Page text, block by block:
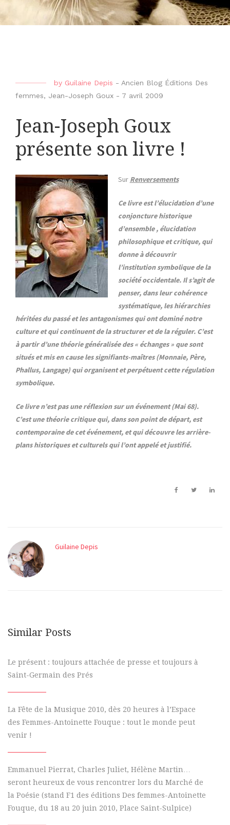
by Guilaine Depis - Ancien Blog Éditions Des
femmes, Jean-Joseph Goux - 7 avril 2009
Jean-Joseph Goux
présente son livre !
Sur Renversements
Ce livre est l’élucidation d’une
conjoncture historique
d’ensemble , élucidation
philosophique et critique, qui
donne à découvrir
l’institution symbolique de la
société occidentale. Il s’agit de
penser, dans leur cohérence
systématique, les hiérarchies
héritées du passé et les antagonismes qui ont dominé notre
culture et qui continuent de la structurer et de la réguler. C’est
à partir d’une théorie généralisée des « échanges » que sont
situés et mis en cause les signifiants-maîtres (Monnaie, Père,
Phallus, Langage) qui organisent et perpétuent cette régulation
symbolique.
Ce livre n’est pas une réflexion sur un événement (Mai 68).
C’est une théorie critique qui, dans son point de départ, est
contemporaine de cet événement, et qui découvre les arrière-
plans historiques et culturels qui l’ont appelé et justifié.
Guilaine Depis
Similar Posts
Le présent : toujours attachée de presse et toujours à
Saint-Germain des Prés
La Fête de la Musique 2010, dès 20 heures à l’Espace
des Femmes-Antoinette Fouque : tout le monde peut
venir !
Emmanuel Pierrat, Charles Juliet, Hélène Martin…
seront heureux de vous rencontrer lors du Marché de
la Poésie (stand F1 des éditions Des femmes-Antoinette
Fouque, du 18 au 20 juin 2010, Place Saint-Sulpice)